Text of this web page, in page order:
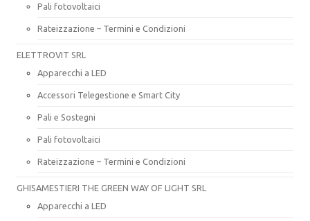
Pali fotovoltaici
Rateizzazione – Termini e Condizioni
ELETTROVIT SRL
Apparecchi a LED
Accessori Telegestione e Smart City
Pali e Sostegni
Pali fotovoltaici
Rateizzazione – Termini e Condizioni
GHISAMESTIERI THE GREEN WAY OF LIGHT SRL
Apparecchi a LED